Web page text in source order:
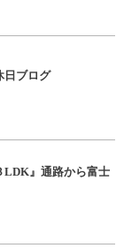
日ブログ
』通路から富士